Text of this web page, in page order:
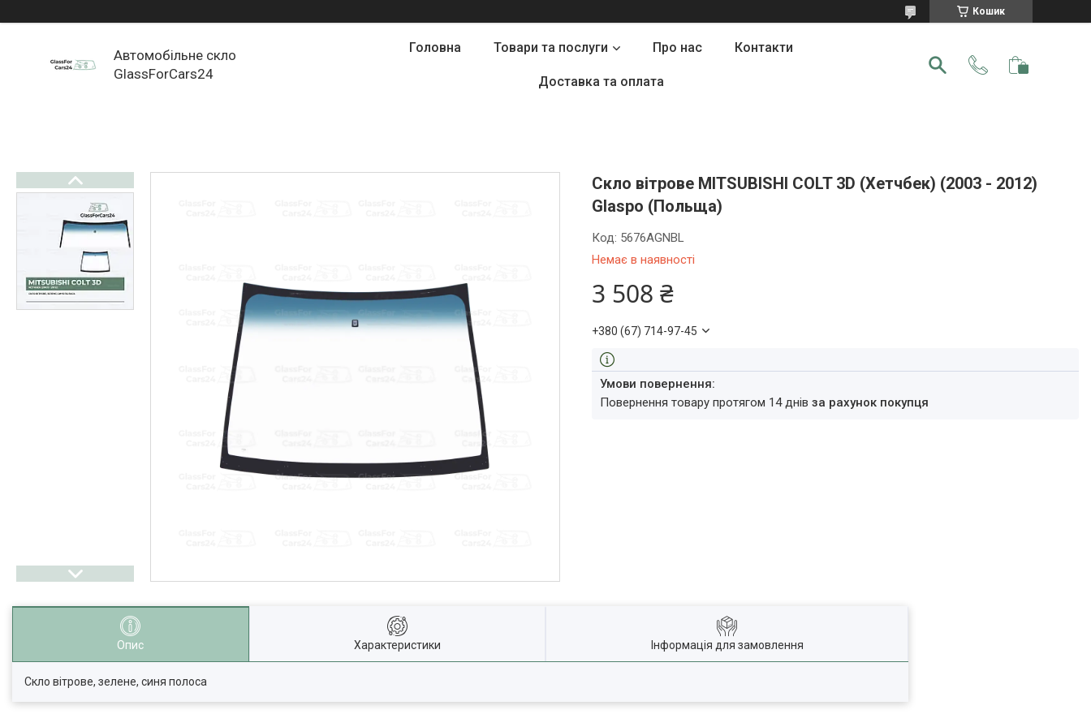
Кошик
Автомобільне скло
GlassForCars24
Головна Товари та послуги Про нас Контакти
Доставка та оплата
Скло вітрове MITSUBISHI COLT 3D (Хетчбек) (2003 - 2012)
Glaspo (Польща)
Немає в наявності
Код: 5676AGNBL
3 508 ₴
+380 (67) 714-97-45
повернення товару протягом 14 днівза рахунок покупця
Опис Характеристики Інформація для замовлення
Скло вітрове, зелене, синя полоса